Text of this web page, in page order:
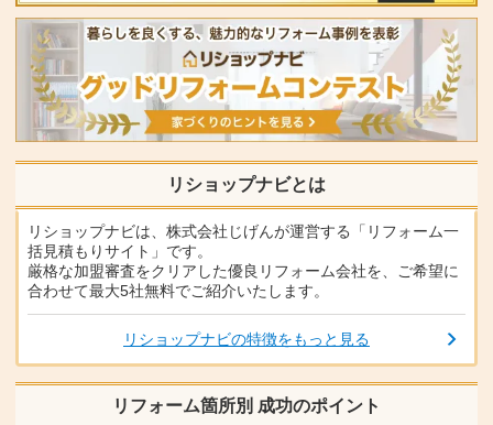
リショップナビとは
リショップナビは、株式会社じげんが運営する「リフォーム一
括見積もりサイト」です。
厳格な加盟審査をクリアした優良リフォーム会社を、ご希望に
合わせて最大5社無料でご紹介いたします。
リショップナビの特徴をもっと見る
リフォーム箇所別 成功のポイント